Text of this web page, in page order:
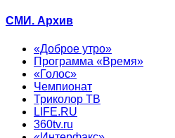
СМИ. Архив
«Доброе утро»
Программа «Время»
«Голос»
Чемпионат
Триколор ТВ
LIFE.RU
360tv.ru